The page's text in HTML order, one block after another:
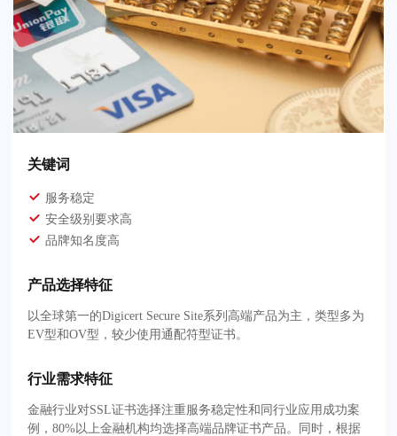
关键词
服务稳定
安全级别要求高
品牌知名度高
产品选择特征
以全球第一的Digicert Secure Site系列高端产品为主，类型多为
EV型和OV型，较少使用通配符型证书。
行业需求特征
金融行业对SSL证书选择注重服务稳定性和同行业应用成功案
例，80%以上金融机构均选择高端品牌证书产品。同时，根据